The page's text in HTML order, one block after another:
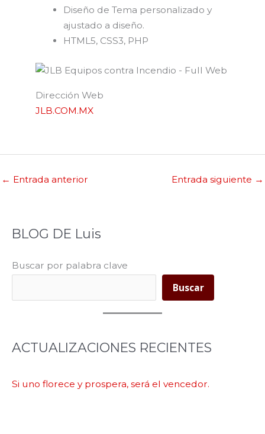
Diseño de Tema personalizado y
ajustado a diseño.
HTML5, CSS3, PHP
Dirección Web
JLB.COM.MX
← Entrada anterior Entrada siguiente →
BLOG DE Luis
Buscar por palabra clave
Buscar
ACTUALIZACIONES RECIENTES
Si uno florece y prospera, será el vencedor.